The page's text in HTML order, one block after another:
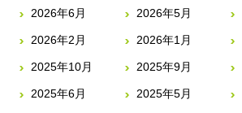
2026年6月 2026年5月
2026年2月 2026年1月
2025年10月 2025年9月
2025年6月 2025年5月